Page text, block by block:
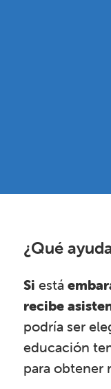
¿Qué
Si está
recibe
podría ser
educación
para obtener